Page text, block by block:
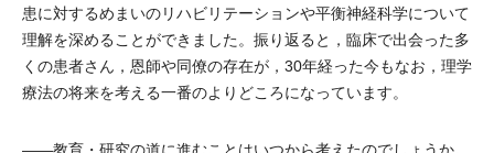
患に対するめまいのリハビリテーションや平衡神経科学について
理解を深めることができました。振り返ると，臨床で出会った多
くの患者さん，恩師や同僚の存在が，30年経った今もなお，理学
療法の将来を考える一番のよりどころになっています。